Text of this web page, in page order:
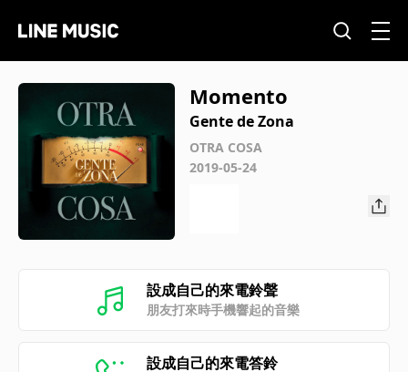
Momento
Gente de Zona
OTRA COSA
2019-05-24
設成自己的來電鈴聲
朋友打來時手機響起的音樂
設成自己的來電答鈴